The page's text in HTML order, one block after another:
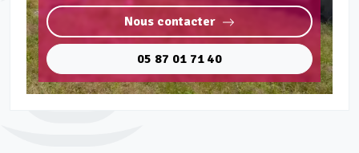
Nous contacter
05 87 01 71 40